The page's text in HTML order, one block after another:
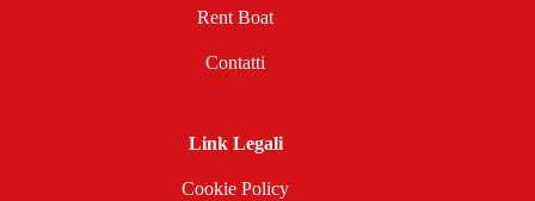
Rent Boat
Contatti
Link Legali
Cookie Policy